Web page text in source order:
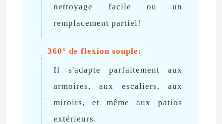
nettoyage facile ou un
remplacement partiel!
360° de flexion souple:
Il s'adapte parfaitement aux
armoires, aux escaliers, aux
miroirs, et même aux patios
extérieurs.